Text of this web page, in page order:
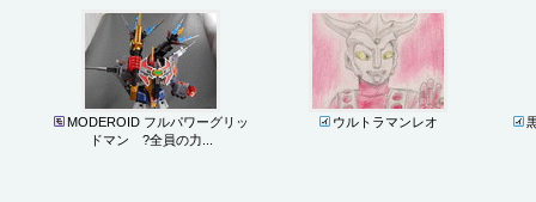
MODEROID フルパワーグリッ
ドマン ?全員の力...
ウルトラマンレオ